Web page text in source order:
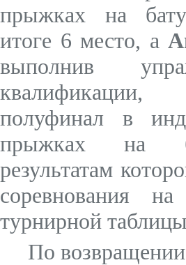
прыжках на
итоге 6 место, а
выполнив
полуфинал в
прыжках на
результатам
соревнования
турнирной
По